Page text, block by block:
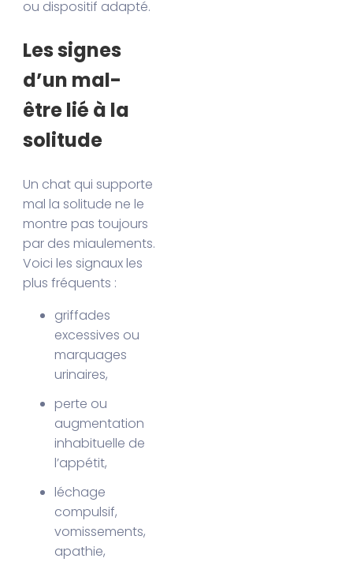
ou dispositif adapté.
Les signes
d’un mal-
être lié à la
solitude
Un chat qui supporte
mal la solitude ne le
montre pas toujours
par des miaulements.
Voici les signaux les
plus fréquents :
griffades
excessives ou
marquages
urinaires,
perte ou
augmentation
inhabituelle de
l’appétit,
léchage
compulsif,
vomissements,
apathie,